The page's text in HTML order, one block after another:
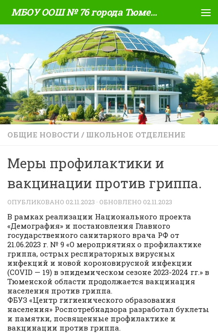
Skip to content МБОУ ООШ № 76 города Тюмени
ОБЩИЕ НОВОСТИ / ШКОЛЬНОЕ ОТДЕЛЕНИЕ
Меры профилактики и
вакцинации против гриппа.
ОПУБЛИКОВАНО 02.11.2023 · ОБНОВЛЕНО 02.11.2023
В рамках реализации Национального проекта
«Демография» и постановления Главного
государственного санитарного врача РФ от
21.06.2023 г. № 9 «О мероприятиях о профилактике
гриппа, острых респираторных вирусных
инфекций и новой короновирусной инфекции
(СOVID — 19) в эпидемическом сезоне 2023-2024 гг.» в
Тюменской области продолжается вакцинация
населения против гриппа.
ФБУЗ «Центр гигиенического образования
населения» Роспотребнадзора разработал буклеты
и памятки, посвященные профилактике и
вакцинации против гриппа.